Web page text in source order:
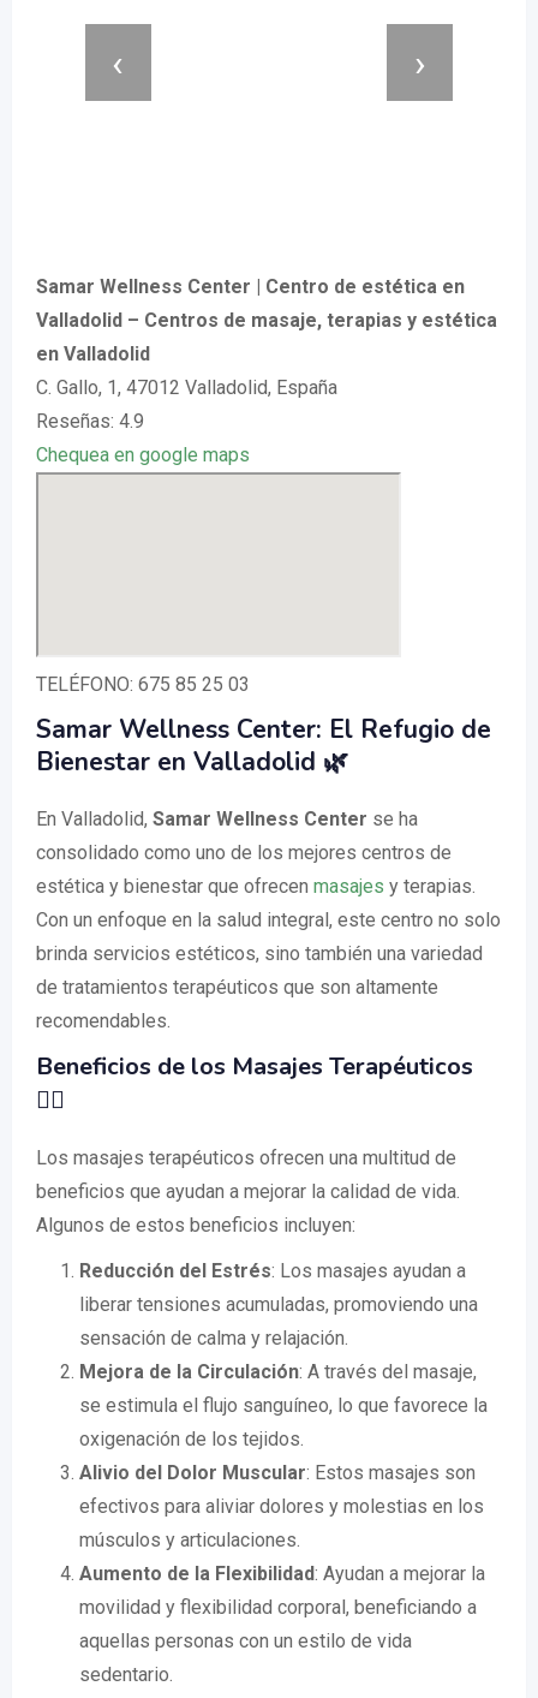
‹ ›
Samar Wellness Center | Centro de estética en
Valladolid – Centros de masaje, terapias y estética
en Valladolid
C. Gallo, 1, 47012 Valladolid, España
Reseñas: 4.9
Chequea en google maps
TELÉFONO: 675 85 25 03
Samar Wellness Center: El Refugio de
Bienestar en Valladolid 🌿
En Valladolid, Samar Wellness Center se ha
consolidado como uno de los mejores centros de
estética y bienestar que ofrecen masajes y terapias.
Con un enfoque en la salud integral, este centro no solo
brinda servicios estéticos, sino también una variedad
de tratamientos terapéuticos que son altamente
recomendables.
Beneficios de los Masajes Terapéuticos
💆‍♀️
Los masajes terapéuticos ofrecen una multitud de
beneficios que ayudan a mejorar la calidad de vida.
Algunos de estos beneficios incluyen:
Reducción del Estrés: Los masajes ayudan a
liberar tensiones acumuladas, promoviendo una
sensación de calma y relajación.
Mejora de la Circulación: A través del masaje,
se estimula el flujo sanguíneo, lo que favorece la
oxigenación de los tejidos.
Alivio del Dolor Muscular: Estos masajes son
efectivos para aliviar dolores y molestias en los
músculos y articulaciones.
Aumento de la Flexibilidad: Ayudan a mejorar la
movilidad y flexibilidad corporal, beneficiando a
aquellas personas con un estilo de vida
sedentario.